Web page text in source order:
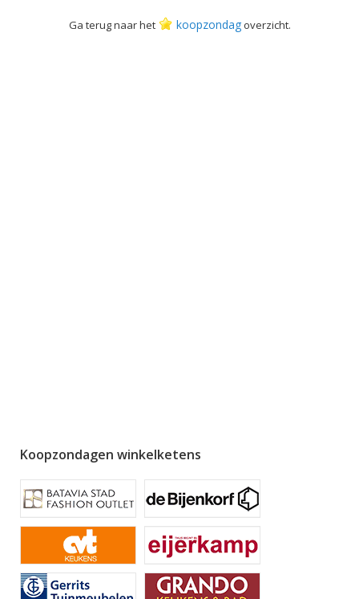
Ga terug naar het koopzondagoverzicht.
Koopzondagen winkelketens